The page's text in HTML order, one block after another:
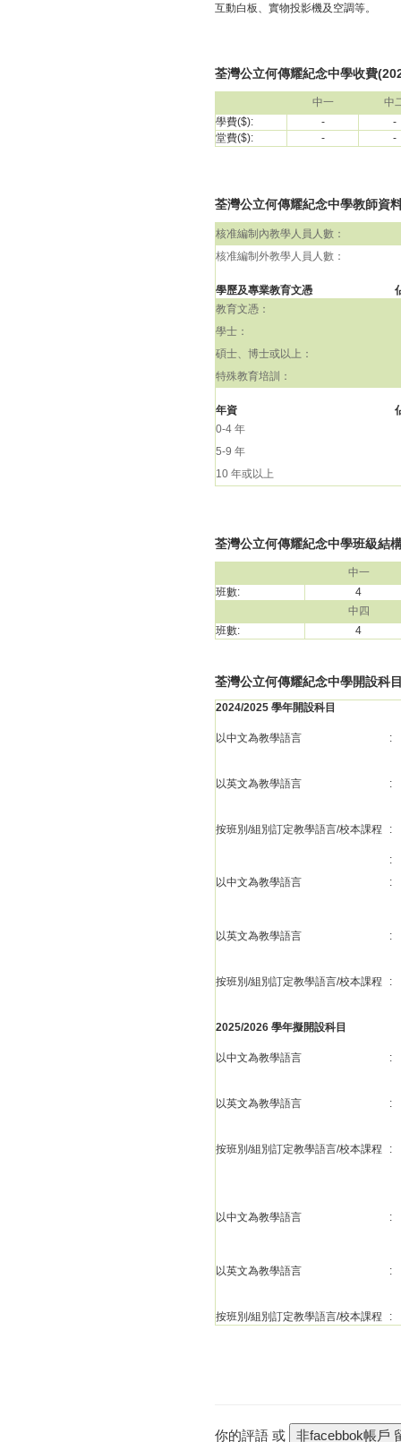
互動白板、實物投影機及空調等。
荃灣公立何傳耀紀念中學收費
中一
中
學費($):
-
-
堂費($):
- -
荃灣公立何傳耀紀念中學教師資
核准編制內教學人員人數：
核准編制外教學人員人數：
學歷及專業教育文憑
教育文憑：
學士：
碩士、博士或以上：
特殊教育培訓：
年資
0-4 年
5-9 年
10 年或以上
荃灣公立何傳耀紀念中學班級結
中一
班數:
4
中四
班數:
4
荃灣公立何傳耀紀念中學開設科
2024/2025 學年開設科目
以中文為教學語言 :
以英文為教學語言 :
按班別/組別訂定教學語言/校本課程 :
:
以中文為教學語言
:
以英文為教學語言 :
按班別/組別訂定教學語言/校本課程 :
2025/2026 學年擬開設科目
以中文為教學語言 :
以英文為教學語言 :
按班別/組別訂定教學語言/校本課程 :
以中文為教學語言 :
以英文為教學語言 :
按班別/組別訂定教學語言/校本課程 :
你的評語 或